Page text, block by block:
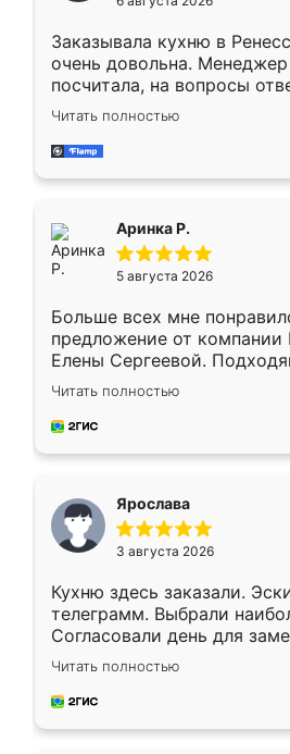
мебели буду заказывать
Заказывала кухню в
очень довольна.
посчитала, на вопросы
Замерщик приехал в
делу со всей
за день, ребята работали
Читать полностью
Аринка Р.
5 августа 2026
Больше всех мне
предложение от компании
Елены Сергеевой.
короткие сроки
для замера сотрудник
предложил по моему
Читать полностью
Ярослава
3 августа 2026
Кухню здесь заказали.
телеграмм. Выбрали
Согласовали день для
недели кухня была уже
довольны работой.
мебель за качественную
Читать полностью